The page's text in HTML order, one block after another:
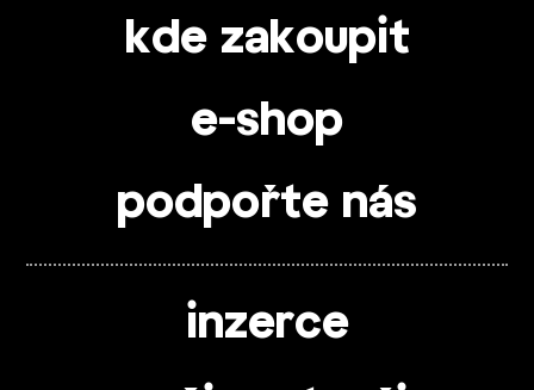
kde zakoupit
e-shop
podpořte nás
inzerce